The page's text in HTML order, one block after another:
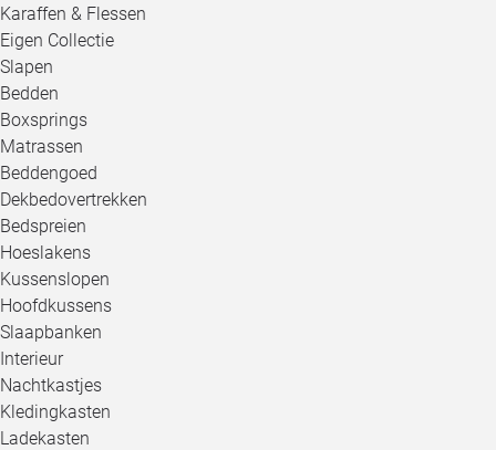
Karaffen & Flessen
Eigen Collectie
Slapen
Bedden
Boxsprings
Matrassen
Beddengoed
Dekbedovertrekken
Bedspreien
Hoeslakens
Kussenslopen
Hoofdkussens
Slaapbanken
Interieur
Nachtkastjes
Kledingkasten
Ladekasten